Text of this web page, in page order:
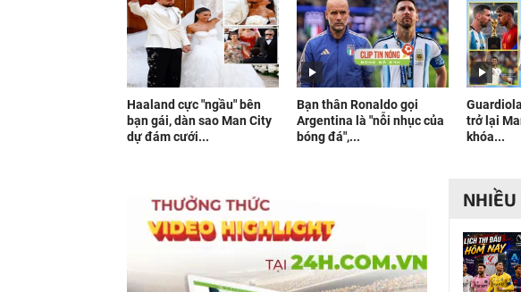
Haaland cực "ngầu" bên
bạn gái, dàn sao Man City
dự đám cưới...
Bạn thân Ronaldo gọi
Argentina là "nỗi nhục của
bóng đá",...
trở lại
khóa...
NHIỀU